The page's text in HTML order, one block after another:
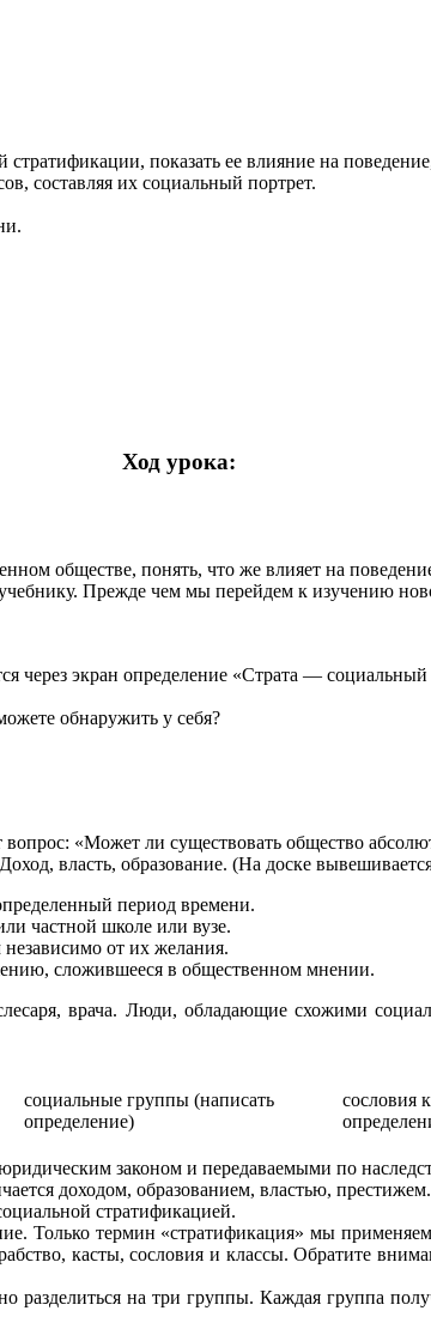
показать ее влияние на
составляя их социальный портрет.
Ход урока:
обществе, понять, что же влияет на
Прежде чем мы перейдем к изучению
через экран определение «Страта —
обнаружить у себя?
«Может ли существовать общество
власть, образование. (На доске
период времени.
частной школе или вузе.
от их желания.
сложившееся в общественном мнении.
врача. Люди, обладающие схожими
социальные группы (написать
определение)
сословия
законом и передаваемыми по
доходом, образованием, властью, престижем.
стратификацией.
Только термин «стратификация» мы
касты, сословия и классы. Обратите
на три группы. Каждая группа